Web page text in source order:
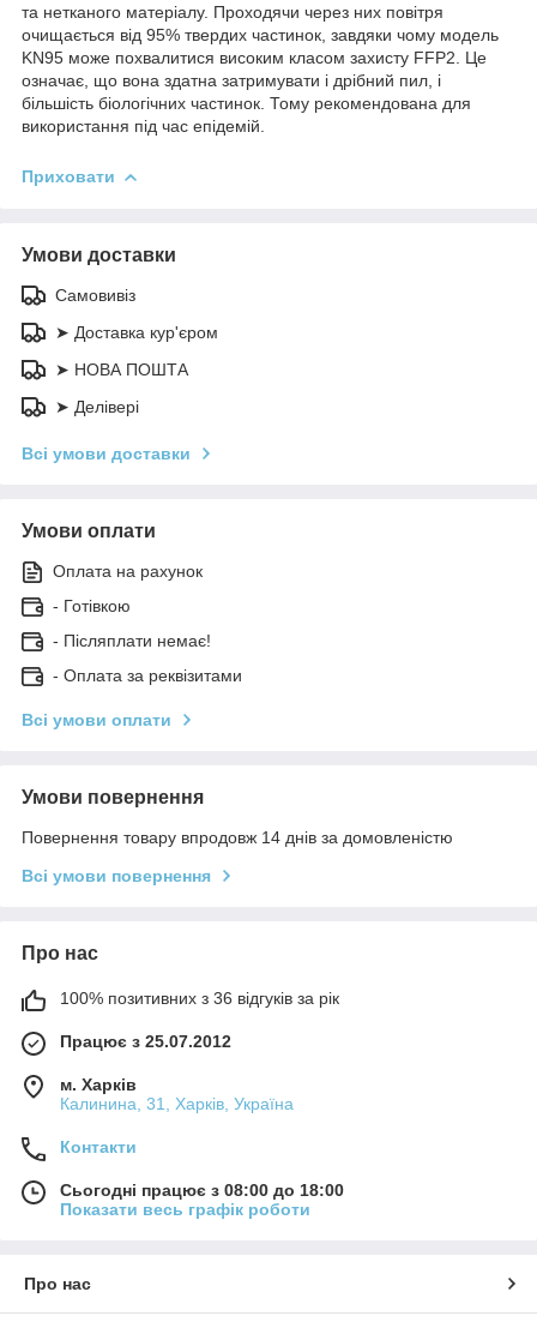
та нетканого матеріалу. Проходячи через них повітря
очищається від 95% твердих частинок, завдяки чому модель
KN95 може похвалитися високим класом захисту FFP2. Це
означає, що вона здатна затримувати і дрібний пил, і
більшість біологічних частинок. Тому рекомендована для
використання під час епідемій.
Приховати
Умови доставки
Самовивіз
➤ Доставка кур'єром
➤ НОВА ПОШТА
➤ Делівері
Всі умови доставки
Умови оплати
Оплата на рахунок
- Готівкою
- Післяплати немає!
- Оплата за реквізитами
Всі умови оплати
Умови повернення
Повернення товару впродовж 14 днів за домовленістю
Всі умови повернення
Про нас
100% позитивних з 36 відгуків за рік
Працює з 25.07.2012
м. Харків
Калинина, 31, Харків, Україна
Контакти
Сьогодні працює з 08:00 до 18:00
Показати весь графік роботи
Про нас